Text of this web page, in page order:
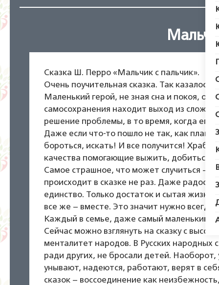
Сказка Ш. Перро «Мальчик с пальчик».
Очень поучительная сказка. Так казалось
Маленький герой, не зная сна и покоя,
самосохранения находит выход из
решение проблемы, в то время, когда его
Даже если что-то пошло не так, как
бороться, искать! И все получится!
качества помогающие выжить, добиться
Самое страшное, что может случиться –
происходит в сказке не раз. Даже
единство. Только достаток и сытая
все же – вместе. Это значит нужно всегда
Каждый в семье, даже самый маленький,
Сейчас можно взглянуть на сказку с
менталитет народов. В Русских народных
ради других, не бросали детей.
унывают, надеются, работают, верят в
сказок – воссоединение как